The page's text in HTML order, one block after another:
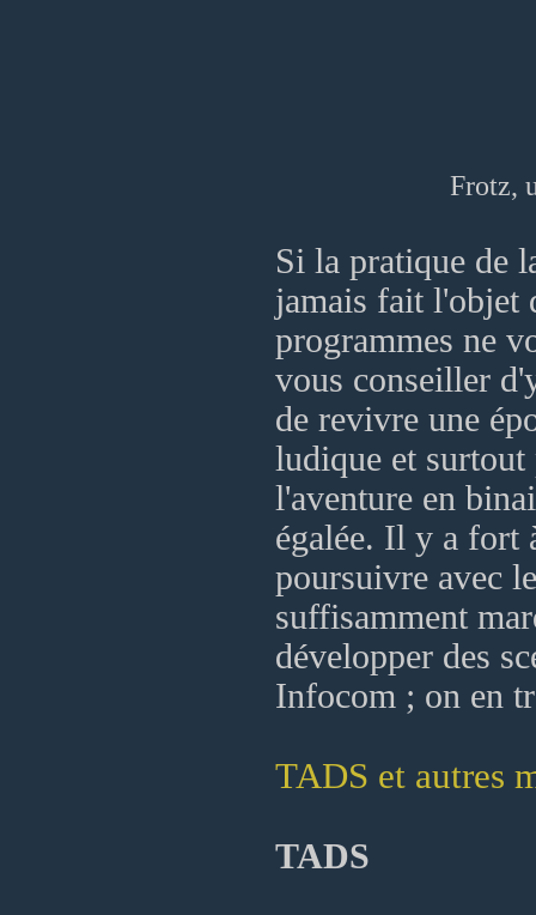
Frotz,
Si la pratique de
jamais fait l'objet
programmes ne
vous conseiller
de revivre une
ludique et surtout
l'aventure en
égalée. Il y a fort
poursuivre avec
suffisamment
développer des
Infocom ; on en
TADS et autres
TADS